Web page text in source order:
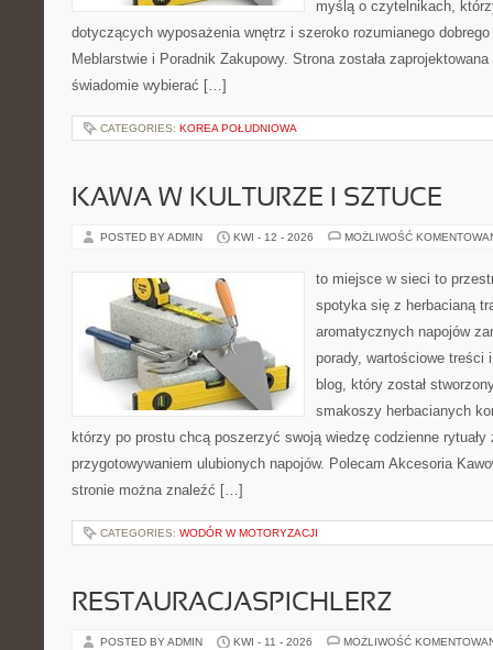
myślą o czytelnikach,
dotyczących wyposażenia wnętrz i szeroko rozumianego
Meblarstwie i Poradnik Zakupowy. Strona została
świadomie wybierać […]
CATEGORIES: KOREA POŁUDNIOWA
KAWA W KULTURZE I SZTUCE
POSTED BY ADMIN KWI - 12 - 2026 MOŻLIWOŚĆ
to miejsce w sieci to
spotyka się z herbacianą
aromatycznych napojów
porady, wartościowe treści
blog, który został
smakoszy herbacianych
którzy po prostu chcą poszerzyć swoją wiedzę codzienne rytuały
przygotowywaniem ulubionych napojów. Polecam Akcesoria
stronie można znaleźć […]
CATEGORIES: WODÓR W MOTORYZACJI
RESTAURACJASPICHLERZ
POSTED BY ADMIN KWI - 11 - 2026 MOŻLIWOŚĆ